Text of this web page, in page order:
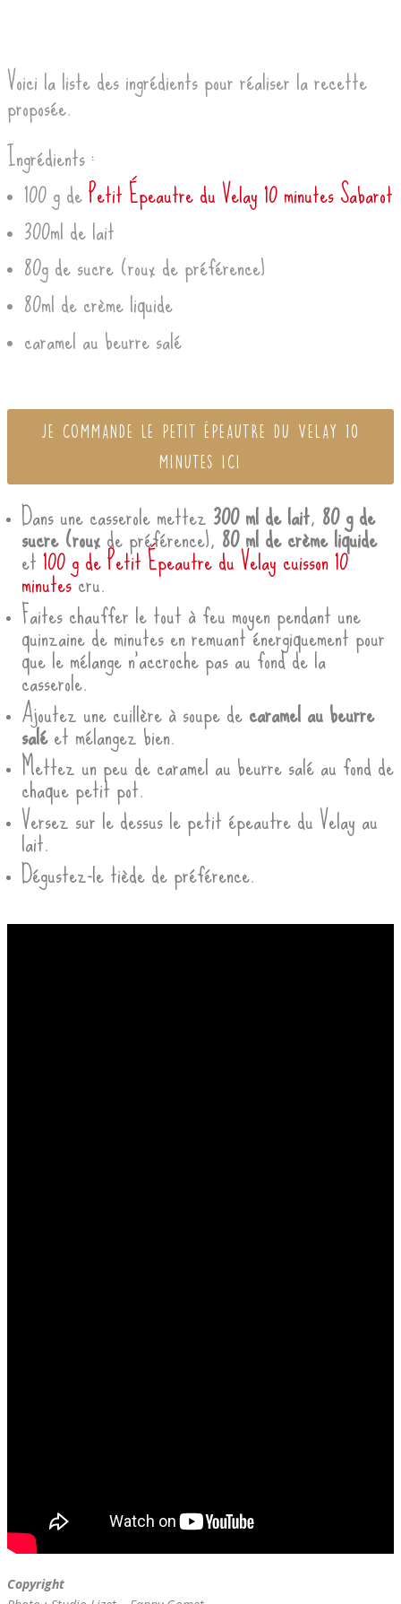
Voici la liste des ingrédients pour réaliser la recette
proposée.
Ingrédients :
100 g dePetit Épeautre du Velay 10 minutes Sabarot
300ml de lait
80g de sucre (roux de préférence)
80ml de crème liquide
caramel au beurre salé
JE COMMANDE LE PETIT ÉPEAUTRE DU VELAY 10
MINUTES ICI
Dans une casserole mettez 300 ml de lait, 80 g de
sucre (rouxde préférence), 80 ml de crème liquide
et100 g de Petit Épeautre du Velay cuisson 10
minutescru.
Faites chauffer le tout à feu moyen pendant une
quinzaine de minutes en remuant énergiquement pour
que le mélange n’accroche pas au fond de la
casserole.
Ajoutez une cuillère à soupe decaramel au beurre
saléet mélangez bien.
Mettez un peu de caramel au beurre salé au fond de
chaque petit pot.
Versez sur le dessus le petit épeautre du Velay au
lait.
Dégustez-le tiède de préférence.
Copyright